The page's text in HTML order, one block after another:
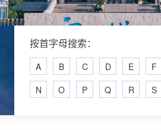
按首字母搜索：
A B C D E F
N
O P Q R S